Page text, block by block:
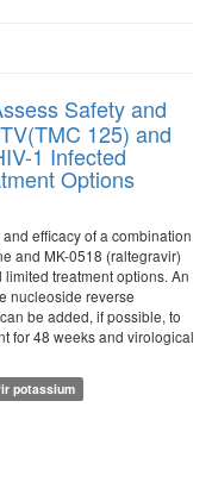
Safety and
125) and
1 Infected
Options
efficacy of a combination
and MK-0518 (raltegravir)
treatment options. An
nucleoside reverse
be added, if possible, to
for 48 weeks and virological
potassium